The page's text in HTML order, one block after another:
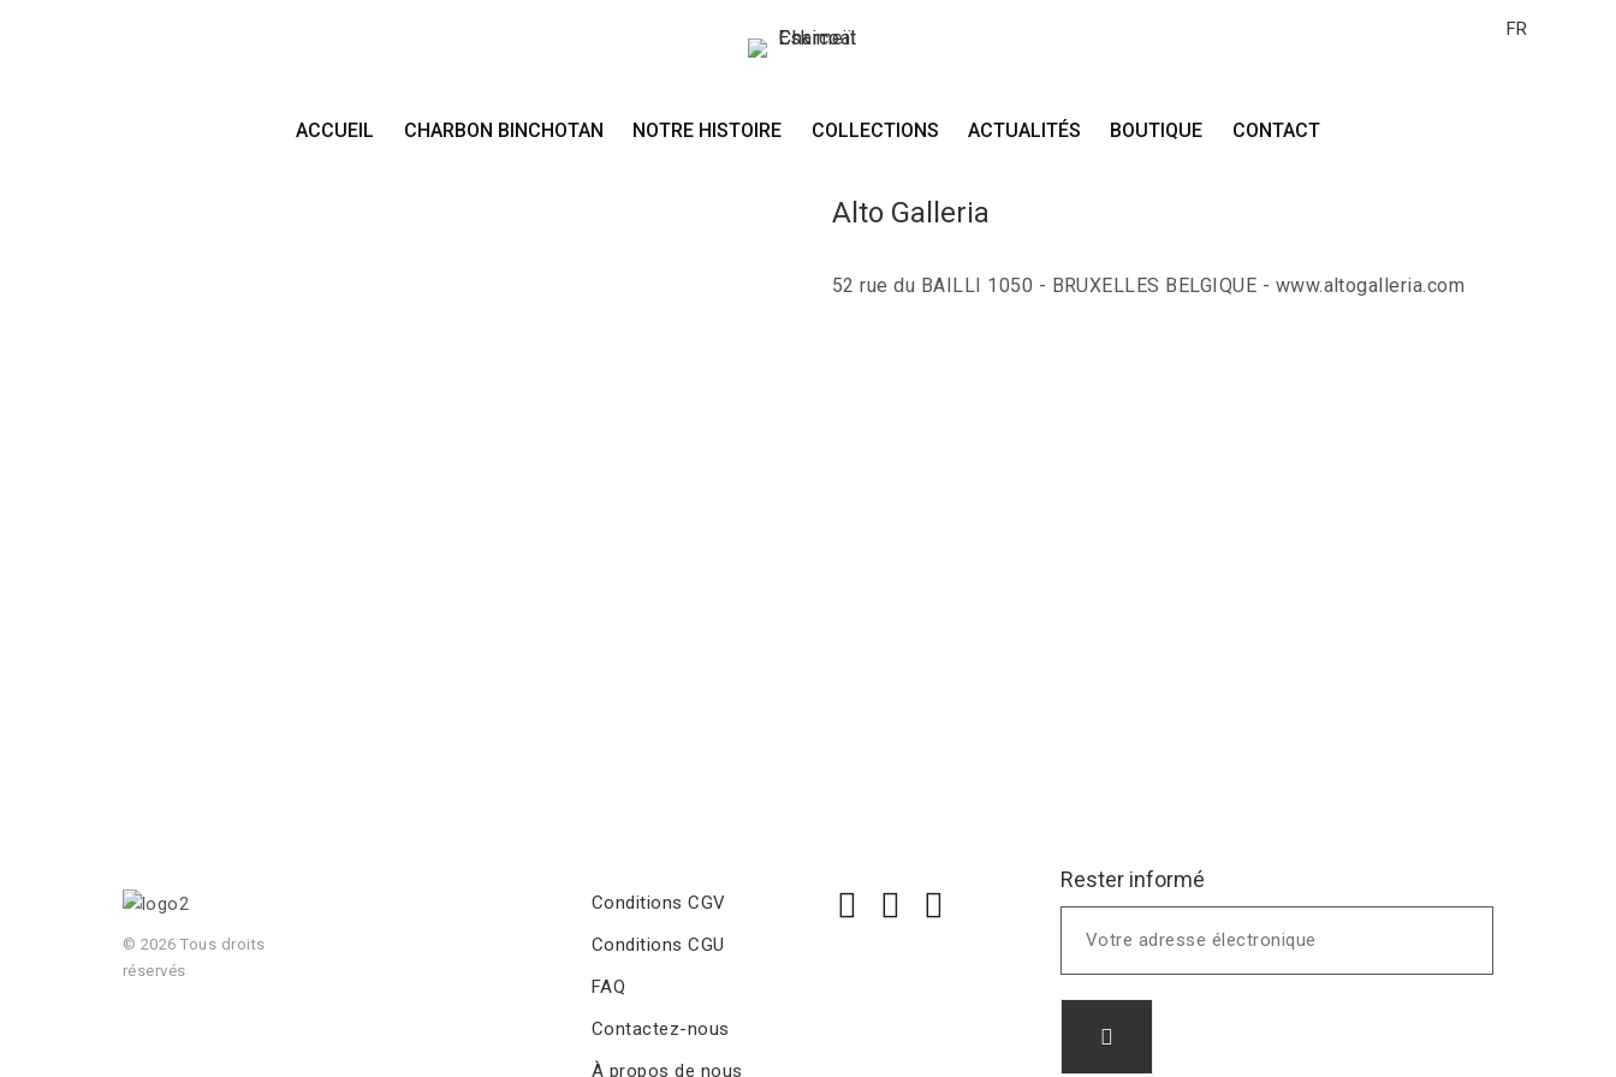
FR
ACCUEIL CHARBON BINCHOTAN NOTRE HISTOIRE COLLECTIONS ACTUALITÉS BOUTIQUE CONTACT
Alto Galleria
52 rue du BAILLI 1050 - BRUXELLES BELGIQUE - www.altogalleria.com
© 2026 Tous droits
réservés
Conditions CGV
Conditions CGU
FAQ
Contactez-nous
À propos de nous
Rester informé